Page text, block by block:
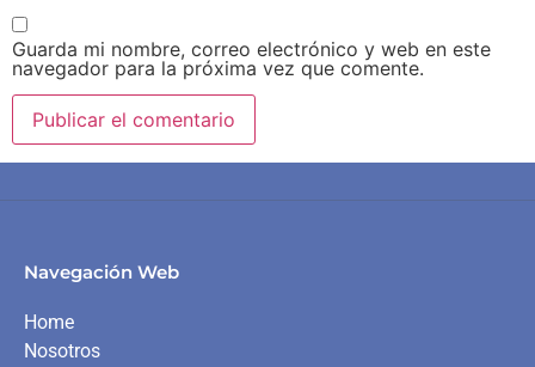
Guarda mi nombre, correo electrónico y web en este
navegador para la próxima vez que comente.
Navegación Web
Home
Nosotros